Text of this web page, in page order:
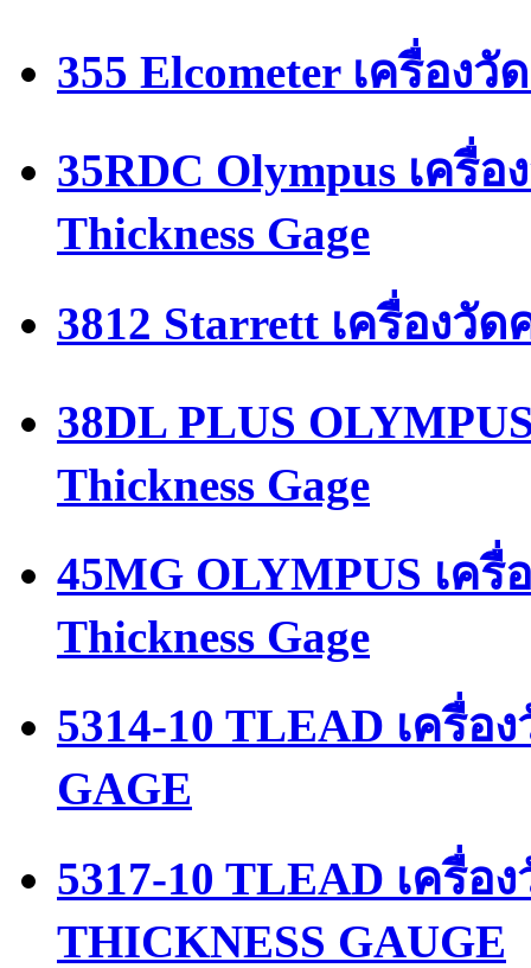
355 Elcometer เครื่อง
35RDC Olympus เครื่
Thickness Gage
3812 Starrett เครื่องวั
38DL PLUS
Thickness Gage
45MG OLYMPUS เค
Thickness Gage
5314-10 TLEAD เครื่
GAGE
5317-10 TLEAD เครื่
THICKNESS GAUGE